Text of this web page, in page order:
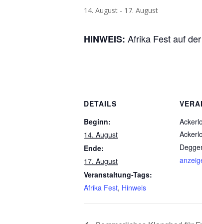
14. August - 17. August
HINWEIS: Afrika Fest auf
DETAILS
Beginn:
14. August
Ende:
17. August
Veranstaltung-Tags:
Afrika Fest, Hinweis